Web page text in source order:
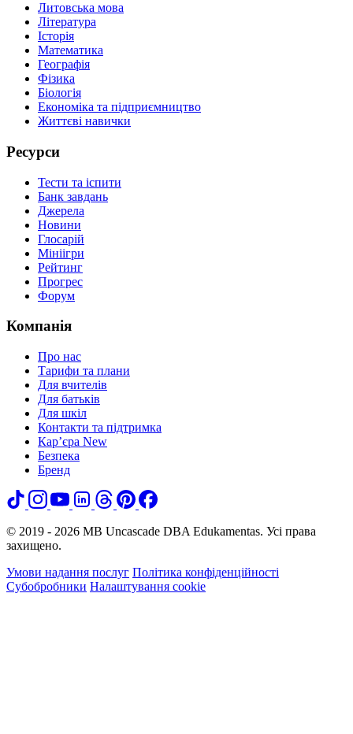
Литовська мова
Література
Історія
Математика
Географія
Фізика
Біологія
Економіка та підприємництво
Життєві навички
Ресурси
Тести та іспити
Банк завдань
Джерела
Новини
Глосарій
Мініігри
Рейтинг
Прогрес
Форум
Компанія
Про нас
Тарифи та плани
Для вчителів
Для батьків
Для шкіл
Контакти та підтримка
Кар’єра New
Безпека
Бренд
© 2019 - 2026 MB Uncascade DBA Edukamentas. Усі права
захищено.
Умови надання послуг Політика конфіденційності
Субобробники Налаштування cookie